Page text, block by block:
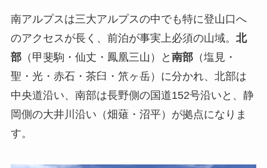
南アルプスは三大アルプスの中でも特に登山口へ
のアクセスが長く、前泊が事実上必須の山域。 北
部（甲斐駒・仙丈・鳳凰三山）と 南部（塩見・
聖・光・赤石・茶臼・笊ヶ岳）に分かれ、北部は
中央道沿い、南部は長野側の国道152号沿いと、静
岡側の大井川沿い（畑薙・沼平）が拠点になりま
す。